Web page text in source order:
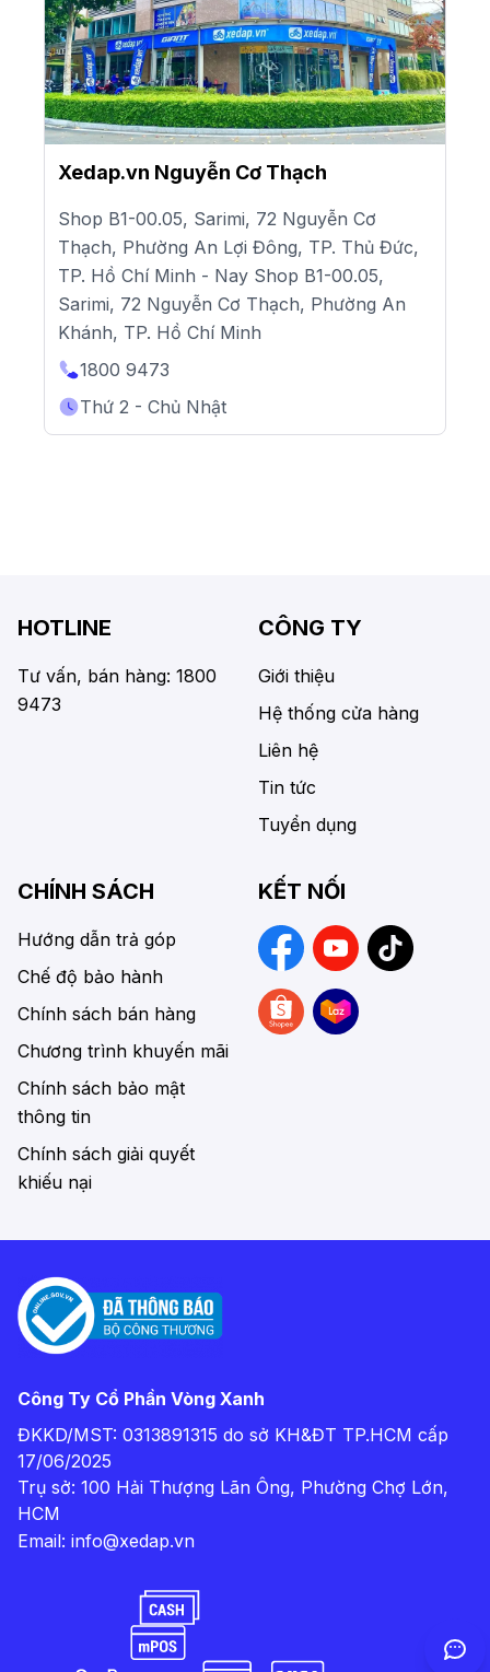
Xedap.vn Nguyễn Cơ Thạch
Shop B1-00.05, Sarimi, 72 Nguyễn Cơ
Thạch, Phường An Lợi Đông, TP. Thủ Đức,
TP. Hồ Chí Minh - Nay Shop B1-00.05,
Sarimi, 72 Nguyễn Cơ Thạch, Phường An
Khánh, TP. Hồ Chí Minh
1800 9473
Thứ 2 - Chủ Nhật
HOTLINE
Tư vấn, bán hàng: 1800
9473
CÔNG TY
Giới thiệu
Hệ thống cửa hàng
Liên hệ
Tin tức
Tuyển dụng
CHÍNH SÁCH
Hướng dẫn trả góp
Chế độ bảo hành
Chính sách bán hàng
Chương trình khuyến mãi
Chính sách bảo mật
thông tin
Chính sách giải quyết
khiếu nại
KẾT NỐI
Công Ty Cổ Phần Vòng Xanh
ĐKKD/MST: 0313891315 do sở KH&ĐT TP.HCM cấp
17/06/2025
Trụ sở: 100 Hải Thượng Lãn Ông, Phường Chợ Lớn,
HCM
Email: info@xedap.vn